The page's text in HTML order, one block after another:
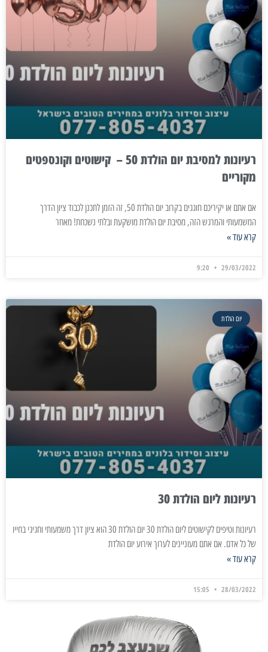
רעיונות למסיבת יום הולדת 50 – קישוטים וקונספטים
מקוריים
אם אתם או יקיריכם חוגגים בקרוב יום הולדת 50, זה הזמן לתכנן לכבוד ציון הדרך
המשמעותי והמרגש הזה, מסיבת יום הולדת מושקעת ובלתי נשכחת! מאחר
קרא עוד »
29/03/2022
יום הולדת
רעיונות ליום הולדת 30
רעיונות וטיפים לקישוטים ליום הולדת 30 יום הולדת 30 הוא ציון דרך משמעותי וחגיגי בחייו
של כל אדם. אם אתם מעוניינים לערוך אירוע יום הולדת
קרא עוד »
28/03/2022